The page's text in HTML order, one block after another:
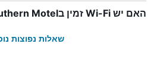
האם יש Wi-Fi זמין בSouthern Motel?
שאלות נפוצות